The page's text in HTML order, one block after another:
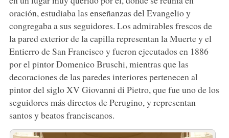
oración, estudiaba las enseñanzas del Evangelio y
congregaba a sus seguidores. Los admirables frescos de
la pared exterior de la capilla representan la Muerte y el
Entierro de San Francisco y fueron ejecutados en 1886
por el pintor Domenico Bruschi, mientras que las
decoraciones de las paredes interiores pertenecen al
pintor del siglo XV Giovanni di Pietro, que fue uno de los
seguidores más directos de Perugino, y representan
santos y beatos franciscanos.